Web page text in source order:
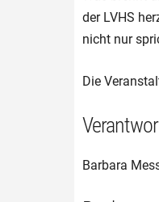
der LVHS
nicht nur
Die
Barbara